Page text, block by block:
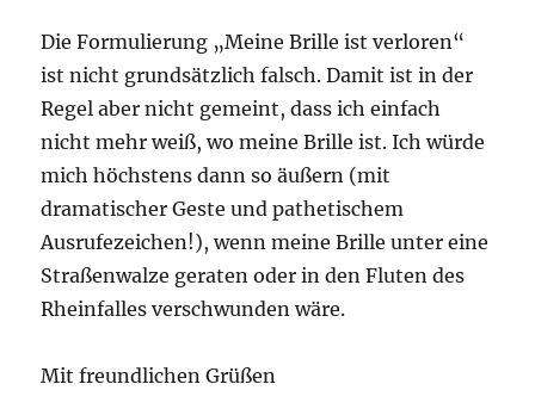
Die Formulierung „Meine Brille ist verloren“
ist nicht grundsätzlich falsch. Damit ist in der
Regel aber nicht gemeint, dass ich einfach
nicht mehr weiß, wo meine Brille ist. Ich würde
mich höchstens dann so äußern (mit
dramatischer Geste und pathetischem
Ausrufezeichen!), wenn meine Brille unter eine
Straßenwalze geraten oder in den Fluten des
Rheinfalles verschwunden wäre.
Mit freundlichen Grüßen